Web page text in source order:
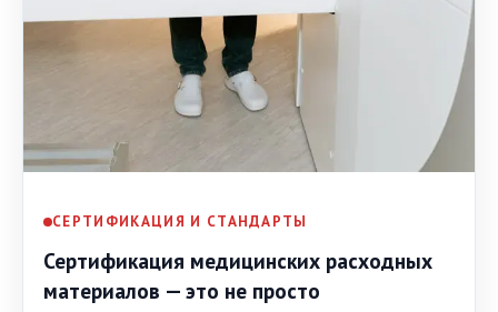
СЕРТИФИКАЦИЯ И СТАНДАРТЫ
Сертификация медицинских расходных
материалов — это не просто